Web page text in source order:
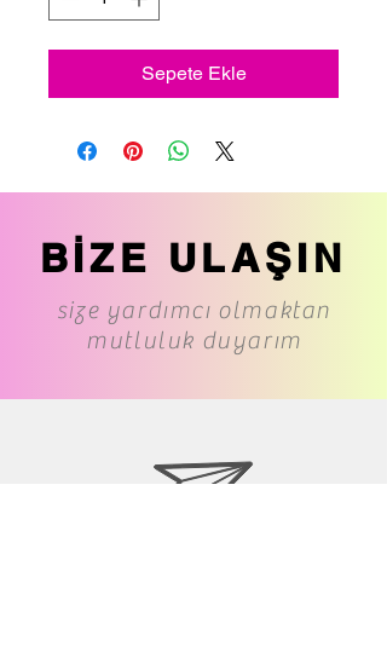
Sepete Ekle
BİZE ULAŞIN
size yardımcı olmaktan
mutluluk duyarım